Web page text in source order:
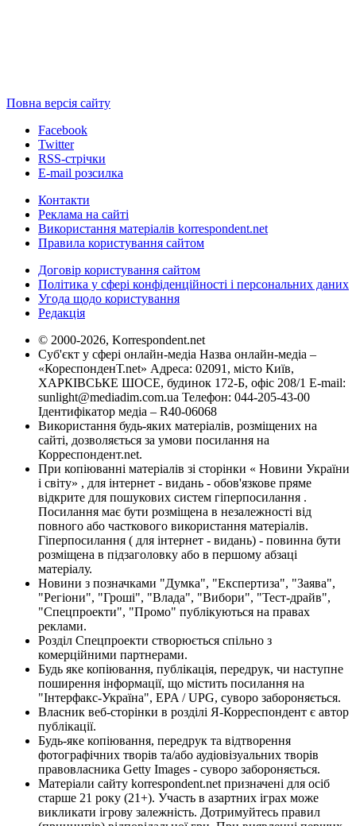
Повна версія сайту
Facebook
Twitter
RSS-стрічки
E-mail розсилка
Контакти
Реклама на сайті
Використання матеріалів korrespondent.net
Правила користування сайтом
Договір користування сайтом
Політика у сфері конфіденційності і персональних даних
Угода щодо користування
Редакція
© 2000-2026, Korrespondent.net
Суб'єкт у сфері онлайн-медіа Назва онлайн-медіа –
«КореспонденТ.net» Адреса: 02091, місто Київ,
ХАРКІВСЬКЕ ШОСЕ, будинок 172-Б, офіс 208/1 E-mail:
sunlight@mediadim.com.ua Телефон: 044-205-43-00
Ідентифікатор медіа – R40-06068
Використання будь-яких матеріалів, розміщених на
сайті, дозволяється за умови посилання на
Корреспондент.net.
При копіюванні матеріалів зі сторінки « Новини України
і світу» , для інтернет - видань - обов'язкове пряме
відкрите для пошукових систем гіперпосилання .
Посилання має бути розміщена в незалежності від
повного або часткового використання матеріалів.
Гіперпосилання ( для інтернет - видань) - повинна бути
розміщена в підзаголовку або в першому абзаці
матеріалу.
Новини з позначками "Думка", "Експертиза", "Заява",
"Регіони", "Гроші", "Влада", "Вибори", "Тест-драйв",
"Спецпроекти", "Промо" публікуються на правах
реклами.
Розділ Спецпроекти створюється спільно з
комерційними партнерами.
Будь яке копіювання, публікація, передрук, чи наступне
поширення інформації, що містить посилання на
"Інтерфакс-Україна", EPA / UPG, суворо забороняється.
Власник веб-сторінки в розділі Я-Корреспондент є автор
публікації.
Будь-яке копіювання, передрук та відтворення
фотографічних творів та/або аудіовізуальних творів
правовласника Getty Images - суворо забороняється.
Матеріали сайту korrespondent.net призначені для осіб
старше 21 року (21+). Участь в азартних іграх може
викликати ігрову залежність. Дотримуйтесь правил